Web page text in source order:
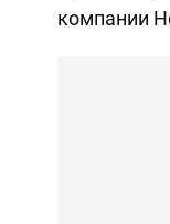
компании